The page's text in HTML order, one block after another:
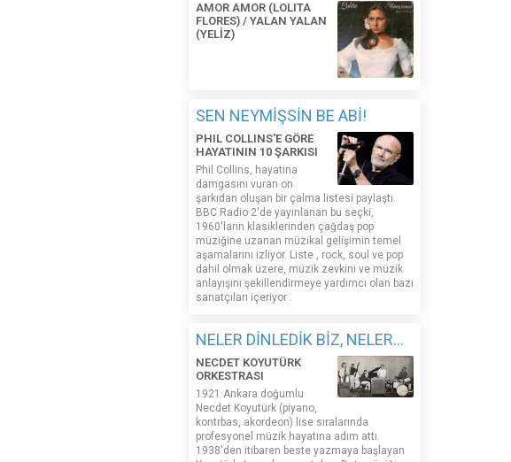
AMOR AMOR (LOLITA
FLORES) / YALAN YALAN
(YELİZ)
SEN NEYMİŞSİN BE ABİ!
PHIL COLLINS'E GÖRE
HAYATININ 10 ŞARKISI
Phil Collins, hayatına
damgasını vuran on
şarkıdan oluşan bir çalma listesi paylaştı.
BBC Radio 2'de yayınlanan bu seçki,
1960'ların klasiklerinden çağdaş pop
müziğine uzanan müzikal gelişimin temel
aşamalarını izliyor. Liste , rock, soul ve pop
dahil olmak üzere, müzik zevkini ve müzik
anlayışını şekillendirmeye yardımcı olan bazı
sanatçıları içeriyor .
NELER DİNLEDİK BİZ, NELER...
NECDET KOYUTÜRK
ORKESTRASI
1921 Ankara doğumlu
Necdet Koyutürk (piyano,
kontrbas, akordeon) lise sıralarında
profesyonel müzik hayatına adım attı.
1938'den itibaren beste yazmaya başlayan